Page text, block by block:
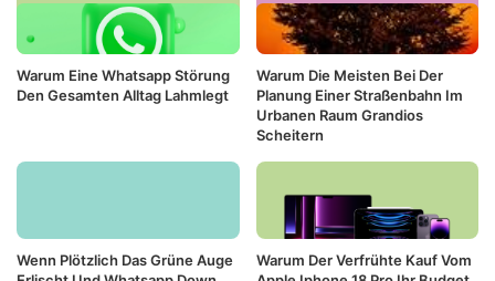
Warum Eine Whatsapp Störung
Den Gesamten Alltag Lahmlegt
Warum Die Meisten Bei Der
Planung Einer Straßenbahn Im
Urbanen Raum Grandios
Scheitern
Wenn Plötzlich Das Grüne Auge
Warum Der Verfrühte Kauf Vom